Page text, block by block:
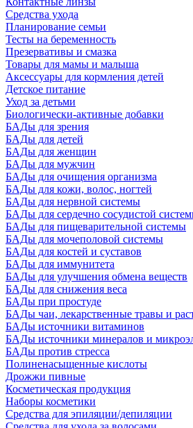
Средства ухода
Планирование семьи
Тесты на беременность
Презервативы и смазка
Товары для мамы и малыша
Аксессуары для кормления детей
Детское питание
Уход за детьми
Биологически-активные добавки
БАДы для зрения
БАДы для детей
БАДы для женщин
БАДы для мужчин
БАДы для очищения организма
БАДы для кожи, волос, ногтей
БАДы для нервной системы
БАДы для сердечно сосудистой
БАДы для пищеварительной системы
БАДы для мочеполовой системы
БАДы для костей и суставов
БАДы для иммунитета
БАДы для улучшения обмена веществ
БАДы для снижения веса
БАДы при простуде
БАДы чаи, лекарственные травы и
БАДы источники витаминов
БАДы источники минералов и
БАДы против стресса
Полиненасыщенные кислоты
Дрожжи пивные
Косметическая продукция
Наборы косметики
Средства для эпиляции/депиляции